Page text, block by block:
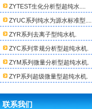
ZYTEST生化分析型超纯水....
ZYUC系列纯水为源水标准型....
ZYR系列去离子型纯水机.
ZYC系列常规分析型超纯水机.
ZYM系列微量分析型超纯水机.
ZYP系列超级微量型超纯水机.
联系我们